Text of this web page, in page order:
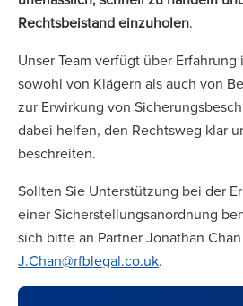
Rechtsbeistand einzuholen.
Unser Team verfügt über
sowohl von Klägern als auch von
zur Erwirkung von
dabei helfen, den Rechtsweg klar
beschreiten.
Sollten Sie Unterstützung bei der
einer Sicherstellungsanordnung
sich bitte an Partner Jonathan
J.Chan@rfblegal.co.uk.